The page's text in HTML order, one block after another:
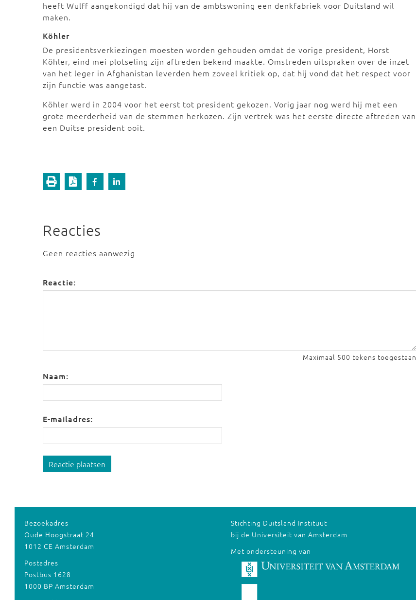
heeft Wulff aangekondigd dat hij van de ambtswoning een denkfabriek voor Duitsland wil
maken.
Köhler
De presidentsverkiezingen moesten worden gehouden omdat de vorige president, Horst
Köhler, eind mei plotseling zijn aftreden bekend maakte. Omstreden uitspraken over de inzet
van het leger in Afghanistan leverden hem zoveel kritiek op, dat hij vond dat het respect voor
zijn functie was aangetast.
Köhler werd in 2004 voor het eerst tot president gekozen. Vorig jaar nog werd hij met een
grote meerderheid van de stemmen herkozen. Zijn vertrek was het eerste directe aftreden van
een Duitse president ooit.
Reacties
Geen reacties aanwezig
Reactie:
Maximaal 500 tekens toegestaan
Naam:
E-mailadres:
Reactie plaatsen
Bezoekadres
Oude Hoogstraat 24
1012 CE Amsterdam
Postadres
Postbus 1628
1000 BP Amsterdam
Stichting Duitsland Instituut
bij de Universiteit van Amsterdam
Met ondersteuning van